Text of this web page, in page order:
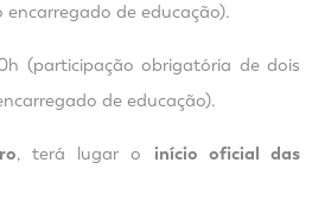
de educação).
(participação obrigatória de dois
de educação).
, terá lugar o início oficial das